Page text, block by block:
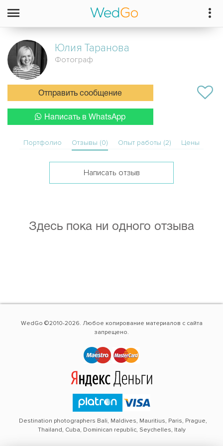
Юлия Таранова
Фотограф
Отправить сообщение
Написать в WhatsApp
Портфолио Отзывы (0) Опыт работы (2) Цены
Написать отзыв
Здесь пока ни одного отзыва
WedGo ©2010-2026. Любое копирование материалов с сайта
запрещено.
Destination photographers Bali, Maldives, Mauritius, Paris, Prague,
Thailand, Cuba, Dominican republic, Seychelles, Italy